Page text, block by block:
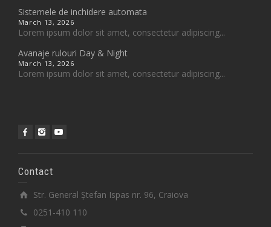
Sistemele de inchidere automata
March 13, 2026
Lorem ipsum dolor sit amet, consectetur adipiscing...
Avanaje rulouri Day & Night
March 13, 2026
Lorem ipsum dolor sit amet, consectetur adipiscing...
Contact
Str. General Ștefan Ispas nr. 96, Craiova
0251-410 110